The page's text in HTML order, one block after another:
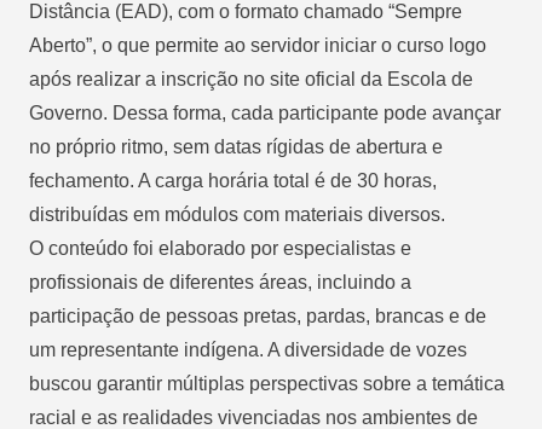
Distância (EAD), com o formato chamado “Sempre
Aberto”, o que permite ao servidor iniciar o curso logo
após realizar a inscrição no site oficial da Escola de
Governo. Dessa forma, cada participante pode avançar
no próprio ritmo, sem datas rígidas de abertura e
fechamento. A carga horária total é de 30 horas,
distribuídas em módulos com materiais diversos.
O conteúdo foi elaborado por especialistas e
profissionais de diferentes áreas, incluindo a
participação de pessoas pretas, pardas, brancas e de
um representante indígena. A diversidade de vozes
buscou garantir múltiplas perspectivas sobre a temática
racial e as realidades vivenciadas nos ambientes de